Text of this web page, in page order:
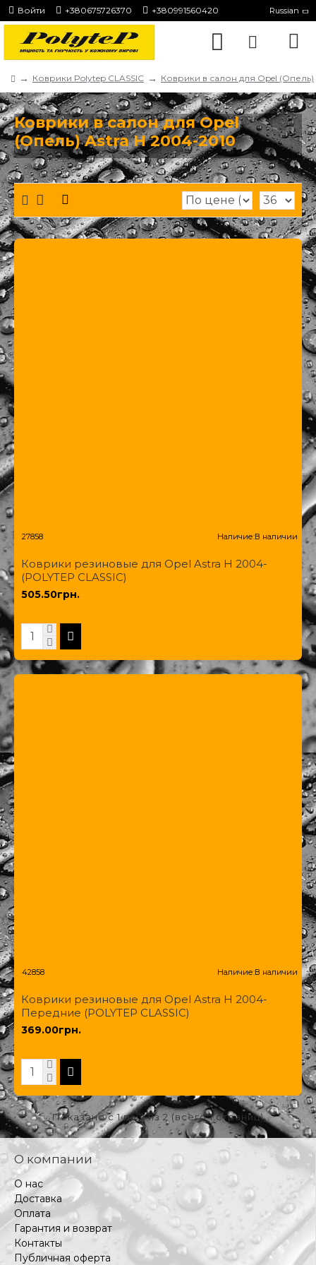
Войти +380675726370 +380991560420 Russian
Коврики Polytep CLASSIC Коврики в салон для Opel (Опель)
Коврики в салон для Opel
(Опель) Astra H 2004-2010
27858 Наличие:В наличии
Коврики резиновые для Opel Astra H 2004-
(POLYTEP CLASSIC)
505.50грн.
42858 Наличие:В наличии
Коврики резиновые для Opel Astra H 2004-
Передние (POLYTEP CLASSIC)
369.00грн.
Показано с 1 по 2 из 2 (всего 1 страниц)
О компании
О нас
Доставка
Оплата
Гарантия и возврат
Контакты
Публичная оферта